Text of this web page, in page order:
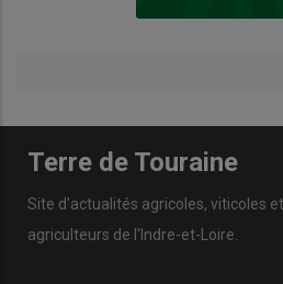
Terre de Touraine
Site d'actualités agricoles, viticoles
agriculteurs de l'Indre-et-Loire.